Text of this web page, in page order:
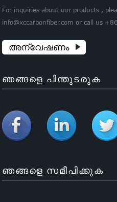
For inquiries about our products ,
info@xccarbonfiber.com or call us
അന്വേഷണം
ഞങ്ങളെ പിന്തുടരുക
ഞങ്ങളെ സമീപിക്കുക